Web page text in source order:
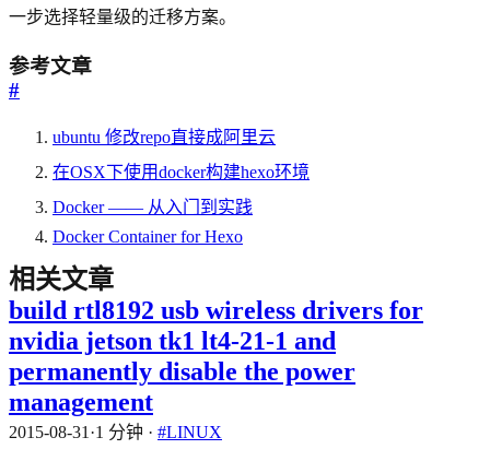
一步选择轻量级的迁移方案。
参考文章
#
ubuntu 修改repo直接成阿里云
在OSX下使用docker构建hexo环境
Docker —— 从入门到实践
Docker Container for Hexo
相关文章
build rtl8192 usb wireless drivers for
nvidia jetson tk1 lt4-21-1 and
permanently disable the power
management
2015-08-31 ·1 分钟 · #LINUX